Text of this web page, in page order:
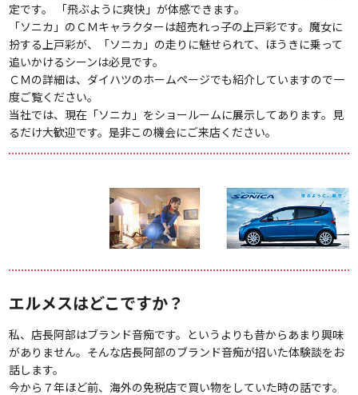
定です。 「飛ぶように爽快」が体感できます。
「ソニカ」のＣＭキャラクターは超売れっ子の上戸彩です。魔女に
扮する上戸彩が、「ソニカ」の走りに魅せられて、ほうきに乗って
追いかけるシーンは必見です。
ＣＭの詳細は、ダイハツのホームページでも紹介していますので一
度ご覧ください。
当社では、現在「ソニカ」をショールームに展示してあります。見
るだけ大歓迎です。是非この機会にご来店ください。
エルメスはどこですか？
私、店長阿部はブランド音痴です。というよりも昔からあまり興味
がありません。そんな店長阿部のブランド音痴が招いた体験談をお
話します。
今から７年ほど前、海外の免税店で買い物をしていた時の話です。